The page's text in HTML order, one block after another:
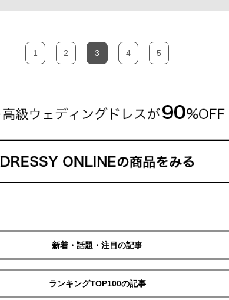
1 2 3 4 5
新着・話題・注目の記事
ランキングTOP100の記事